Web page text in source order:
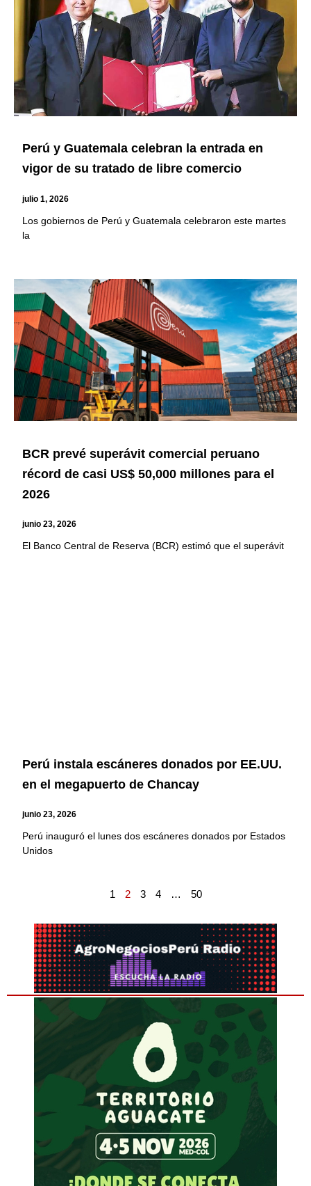
Perú y Guatemala celebran la entrada en
vigor de su tratado de libre comercio
julio 1, 2026
Los gobiernos de Perú y Guatemala celebraron este martes
la
BCR prevé superávit comercial peruano
récord de casi US$ 50,000 millones para el
2026
junio 23, 2026
El Banco Central de Reserva (BCR) estimó que el superávit
Perú instala escáneres donados por EE.UU.
en el megapuerto de Chancay
junio 23, 2026
Perú inauguró el lunes dos escáneres donados por Estados
Unidos
1 2 3 4 … 50